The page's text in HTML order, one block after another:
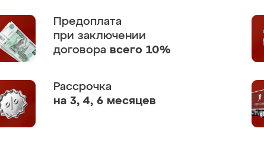
Предоплата
при заключении
договора всего 10%
Рассрочка
на 3, 4, 6 месяцев